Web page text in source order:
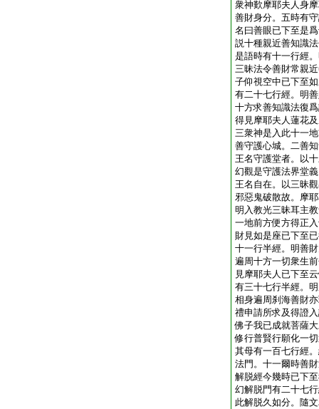
衆神歎摩耶夫人身
善財身分。五時有
名曰善眼已下至是
説十種親近善知識
是語時有十一行經
三昧法令善財常親
子仰視空中已下至
有二十七行經。明
十方求善知識法復
得見摩耶夫人蓮花
三衆神是入此十一
善守護心城。二善
王名守護堂者。以
幻觀是守護法界堂
王名自在。以三昧
邪惡鬼破散故。摩
明入教光三昧耳主
一地前方便方得正
財見如是座已下至
十一行半經。明善
遍周十方一切衆生
見摩耶夫人已下至
有三十七行半經。
相身遍周刹海善財
禮申請所求及得證
佛子我已成就菩薩
修行普賢行願化一
其母有一百七行經
法門。十一爾時善
解脱經今幾時已下
幻解脱門有二十七
此解脱久如分。隨